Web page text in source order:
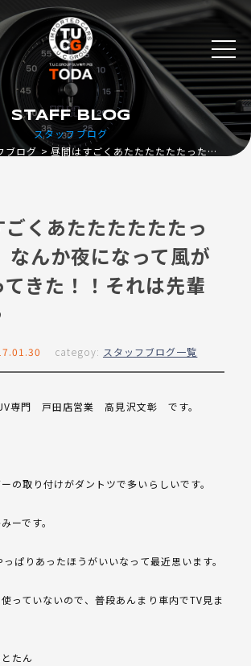
スタッフブログ
STAFF BLOG
ブログ 昼間はすごくあたたたたたたったのに、 なんか夜になって風が強くなってきた！！それは先輩風だよ♪
くあたたたたたたっ
なんか夜になって風が
きた！！それは先輩
categoy: スタッフブログ一覧
専門 戸田店営業 高見沢文彰 です。
の取り付けがダントツで多いらしいです。
ーです。
ぱりあったほうがいいなって最近思います。
っていないので、普段あんまり車内でTV見ま
たん